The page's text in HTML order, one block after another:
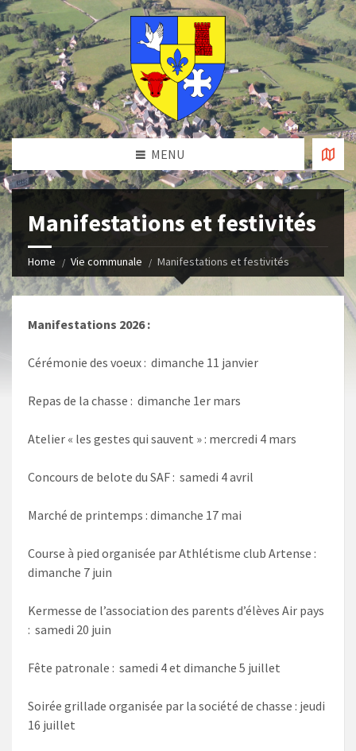
MENU
Manifestations et festivités
Home Vie communale Manifestations et festivités
Manifestations 2026 :
Cérémonie des voeux : dimanche 11 janvier
Repas de la chasse : dimanche 1er mars
Atelier « les gestes qui sauvent » : mercredi 4 mars
Concours de belote du SAF : samedi 4 avril
Marché de printemps : dimanche 17 mai
Course à pied organisée par Athlétisme club Artense :
dimanche 7 juin
Kermesse de l’association des parents d’élèves Air pays
: samedi 20 juin
Fête patronale : samedi 4 et dimanche 5 juillet
Soirée grillade organisée par la société de chasse : jeudi
16 juillet